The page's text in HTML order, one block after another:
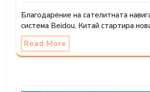
Благодарение на сателитната
система Beidou, Китай стартира
Read More